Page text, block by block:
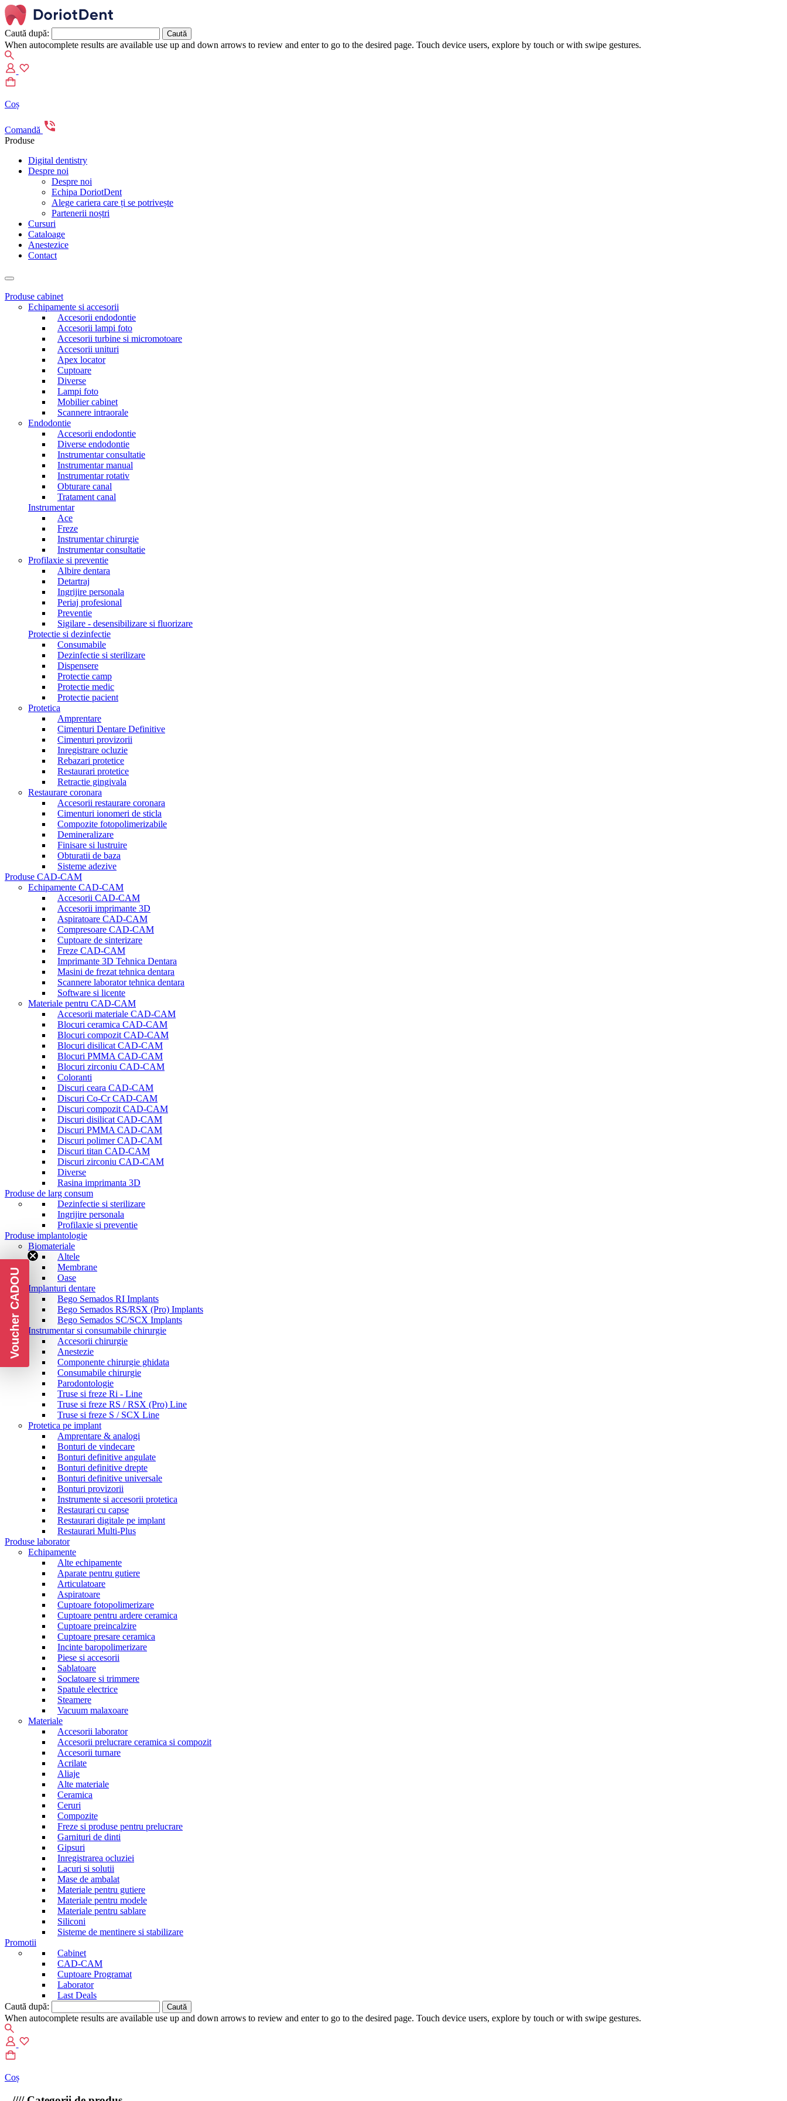
Caută după:
When autocomplete results are available use up and down arrows to review and enter to go to the desired page. Touch device users, explore by touch or with swipe gestures.
Coș
Comandă
Produse
Digital dentistry
Despre noi
Despre noi
Echipa DoriotDent
Alege cariera care ți se potrivește
Partenerii noștri
Cursuri
Cataloage
Anestezice
Contact
Produse cabinet
Echipamente si accesorii
Accesorii endodontie
Accesorii lampi foto
Accesorii turbine si micromotoare
Accesorii unituri
Apex locator
Cuptoare
Diverse
Lampi foto
Mobilier cabinet
Scannere intraorale
Endodontie
Accesorii endodontie
Diverse endodontie
Instrumentar consultatie
Instrumentar manual
Instrumentar rotativ
Obturare canal
Tratament canal
Instrumentar
Ace
Freze
Instrumentar chirurgie
Instrumentar consultatie
Profilaxie si preventie
Albire dentara
Detartraj
Ingrijire personala
Periaj profesional
Preventie
Sigilare - desensibilizare si fluorizare
Protectie si dezinfectie
Consumabile
Dezinfectie si sterilizare
Dispensere
Protectie camp
Protectie medic
Protectie pacient
Protetica
Amprentare
Cimenturi Dentare Definitive
Cimenturi provizorii
Inregistrare ocluzie
Rebazari protetice
Restaurari protetice
Retractie gingivala
Restaurare coronara
Accesorii restaurare coronara
Cimenturi ionomeri de sticla
Compozite fotopolimerizabile
Demineralizare
Finisare si lustruire
Obturatii de baza
Sisteme adezive
Produse CAD-CAM
Echipamente CAD-CAM
Accesorii CAD-CAM
Accesorii imprimante 3D
Aspiratoare CAD-CAM
Compresoare CAD-CAM
Cuptoare de sinterizare
Freze CAD-CAM
Imprimante 3D Tehnica Dentara
Masini de frezat tehnica dentara
Scannere laborator tehnica dentara
Software si licente
Materiale pentru CAD-CAM
Accesorii materiale CAD-CAM
Blocuri ceramica CAD-CAM
Blocuri compozit CAD-CAM
Blocuri disilicat CAD-CAM
Blocuri PMMA CAD-CAM
Blocuri zirconiu CAD-CAM
Coloranti
Discuri ceara CAD-CAM
Discuri Co-Cr CAD-CAM
Discuri compozit CAD-CAM
Discuri disilicat CAD-CAM
Discuri PMMA CAD-CAM
Discuri polimer CAD-CAM
Discuri titan CAD-CAM
Discuri zirconiu CAD-CAM
Diverse
Rasina imprimanta 3D
Produse de larg consum
Dezinfectie si sterilizare
Ingrijire personala
Profilaxie si preventie
Produse implantologie
Biomateriale
Altele
Membrane
Oase
Implanturi dentare
Bego Semados RI Implants
Bego Semados RS/RSX (Pro) Implants
Bego Semados SC/SCX Implants
Instrumentar si consumabile chirurgie
Accesorii chirurgie
Anestezie
Componente chirurgie ghidata
Consumabile chirurgie
Parodontologie
Truse si freze Ri - Line
Truse si freze RS / RSX (Pro) Line
Truse si freze S / SCX Line
Protetica pe implant
Amprentare & analogi
Bonturi de vindecare
Bonturi definitive angulate
Bonturi definitive drepte
Bonturi definitive universale
Bonturi provizorii
Instrumente si accesorii protetica
Restaurari cu capse
Restaurari digitale pe implant
Restaurari Multi-Plus
Produse laborator
Echipamente
Alte echipamente
Aparate pentru gutiere
Articulatoare
Aspiratoare
Cuptoare fotopolimerizare
Cuptoare pentru ardere ceramica
Cuptoare preincalzire
Cuptoare presare ceramica
Incinte baropolimerizare
Piese si accesorii
Sablatoare
Soclatoare si trimmere
Spatule electrice
Steamere
Vacuum malaxoare
Materiale
Accesorii laborator
Accesorii prelucrare ceramica si compozit
Accesorii turnare
Acrilate
Aliaje
Alte materiale
Ceramica
Ceruri
Compozite
Freze si produse pentru prelucrare
Garnituri de dinti
Gipsuri
Inregistrarea ocluziei
Lacuri si solutii
Mase de ambalat
Materiale pentru gutiere
Materiale pentru modele
Materiale pentru sablare
Siliconi
Sisteme de mentinere si stabilizare
Promotii
Cabinet
CAD-CAM
Cuptoare Programat
Laborator
Last Deals
Caută după:
When autocomplete results are available use up and down arrows to review and enter to go to the desired page. Touch device users, explore by touch or with swipe gestures.
Coș
Voucher CADOU